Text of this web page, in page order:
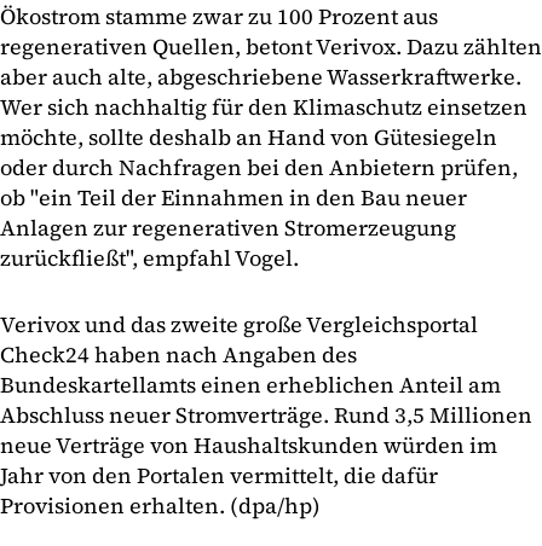
Ökostrom stamme zwar zu 100 Prozent aus
regenerativen Quellen, betont Verivox. Dazu zählten
aber auch alte, abgeschriebene Wasserkraftwerke.
Wer sich nachhaltig für den Klimaschutz einsetzen
möchte, sollte deshalb an Hand von Gütesiegeln
oder durch Nachfragen bei den Anbietern prüfen,
ob "ein Teil der Einnahmen in den Bau neuer
Anlagen zur regenerativen Stromerzeugung
zurückfließt", empfahl Vogel.
Verivox und das zweite große Vergleichsportal
Check24 haben nach Angaben des
Bundeskartellamts einen erheblichen Anteil am
Abschluss neuer Stromverträge. Rund 3,5 Millionen
neue Verträge von Haushaltskunden würden im
Jahr von den Portalen vermittelt, die dafür
Provisionen erhalten. (dpa/hp)